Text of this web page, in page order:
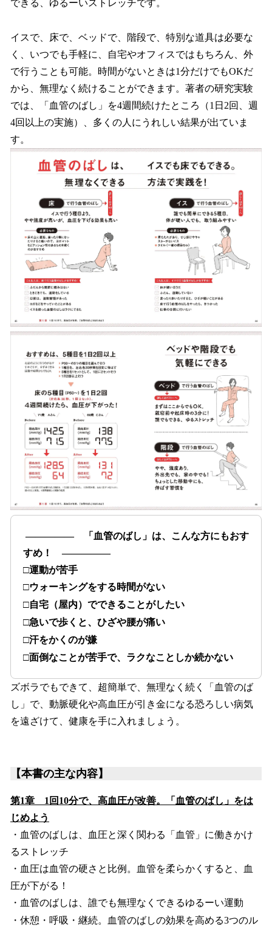
できる、ゆるーいストレッチです。
イスで、床で、ベッドで、階段で、特別な道具は必要な
く、いつでも手軽に、自宅やオフィスではもちろん、外
で行うことも可能。時間がないときは1分だけでもOKだ
から、無理なく続けることができます。著者の研究実験
では、「血管のばし」を4週間続けたところ（1日2回、週
4回以上の実施）、多くの人にうれしい結果が出ていま
す。
――――― 「血管のばし」は、こんな方にもおす
すめ！ ―――――
□運動が苦手
□ウォーキングをする時間がない
□自宅（屋内）でできることがしたい
□急いで歩くと、ひざや腰が痛い
□汗をかくのが嫌
□面倒なことが苦手で、ラクなことしか続かない
ズボラでもできて、超簡単で、無理なく続く「血管のば
し」で、動脈硬化や高血圧が引き金になる恐ろしい病気
を遠ざけて、健康を手に入れましょう。
【本書の主な内容】
第1章 1回10分で、高血圧が改善。「血管のばし」をは
じめよう
・血管のばしは、血圧と深く関わる「血管」に働きかけ
るストレッチ
・血圧は血管の硬さと比例。血管を柔らかくすると、血
圧が下がる！
・血管のばしは、誰でも無理なくできるゆるーい運動
・休憩・呼吸・継続。血管のばしの効果を高める3つのル